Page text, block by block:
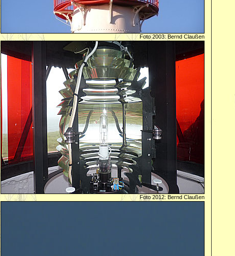
Foto 2003: Bernd Claußen
Foto 2012: Bernd Claußen